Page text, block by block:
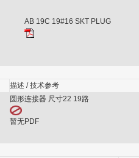
AB 19C 19#16 SKT PLUG
描述 / 技术参考
圆形连接器 尺寸22 19路
暂无PDF